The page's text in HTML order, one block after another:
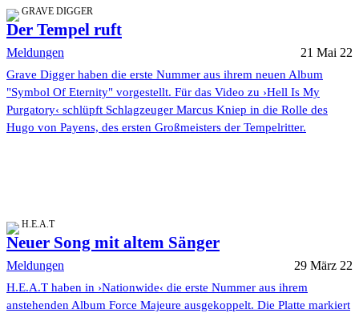
GRAVE DIGGER
Der Tempel ruft
Meldungen 21 Mai 22
Grave Digger haben die erste Nummer aus ihrem neuen Album
"Symbol Of Eternity" vorgestellt. Für das Video zu ›Hell Is My
Purgatory‹ schlüpft Schlagzeuger Marcus Kniep in die Rolle des
Hugo von Payens, des ersten Großmeisters der Tempelritter.
H.E.A.T
Neuer Song mit altem Sänger
Meldungen 29 März 22
H.E.A.T haben in ›Nationwide‹ die erste Nummer aus ihrem
anstehenden Album Force Majeure ausgekoppelt. Die Platte markiert